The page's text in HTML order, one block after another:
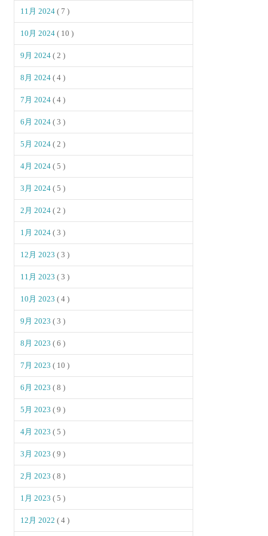
11月 2024( 7 )
10月 2024( 10 )
9月 2024( 2 )
8月 2024( 4 )
7月 2024( 4 )
6月 2024( 3 )
5月 2024( 2 )
4月 2024( 5 )
3月 2024( 5 )
2月 2024( 2 )
1月 2024( 3 )
12月 2023( 3 )
11月 2023( 3 )
10月 2023( 4 )
9月 2023( 3 )
8月 2023( 6 )
7月 2023( 10 )
6月 2023( 8 )
5月 2023( 9 )
4月 2023( 5 )
3月 2023( 9 )
2月 2023( 8 )
1月 2023( 5 )
12月 2022( 4 )